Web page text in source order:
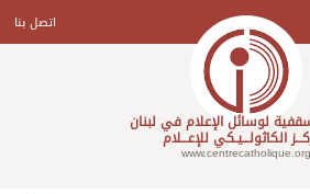
اتصل بنا
لوسائل الإعلام في لبنان
الكاثولـــيـكي للإعـــلام
www.centrecatholique.org